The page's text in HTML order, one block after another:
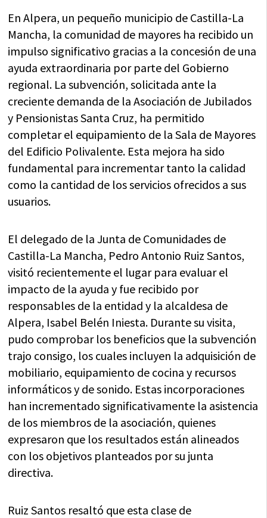
En Alpera, un pequeño municipio de Castilla-La
Mancha, la comunidad de mayores ha recibido un
impulso significativo gracias a la concesión de una
ayuda extraordinaria por parte del Gobierno
regional. La subvención, solicitada ante la
creciente demanda de la Asociación de Jubilados
y Pensionistas Santa Cruz, ha permitido
completar el equipamiento de la Sala de Mayores
del Edificio Polivalente. Esta mejora ha sido
fundamental para incrementar tanto la calidad
como la cantidad de los servicios ofrecidos a sus
usuarios.
El delegado de la Junta de Comunidades de
Castilla-La Mancha, Pedro Antonio Ruiz Santos,
visitó recientemente el lugar para evaluar el
impacto de la ayuda y fue recibido por
responsables de la entidad y la alcaldesa de
Alpera, Isabel Belén Iniesta. Durante su visita,
pudo comprobar los beneficios que la subvención
trajo consigo, los cuales incluyen la adquisición de
mobiliario, equipamiento de cocina y recursos
informáticos y de sonido. Estas incorporaciones
han incrementado significativamente la asistencia
de los miembros de la asociación, quienes
expresaron que los resultados están alineados
con los objetivos planteados por su junta
directiva.
Ruiz Santos resaltó que esta clase de